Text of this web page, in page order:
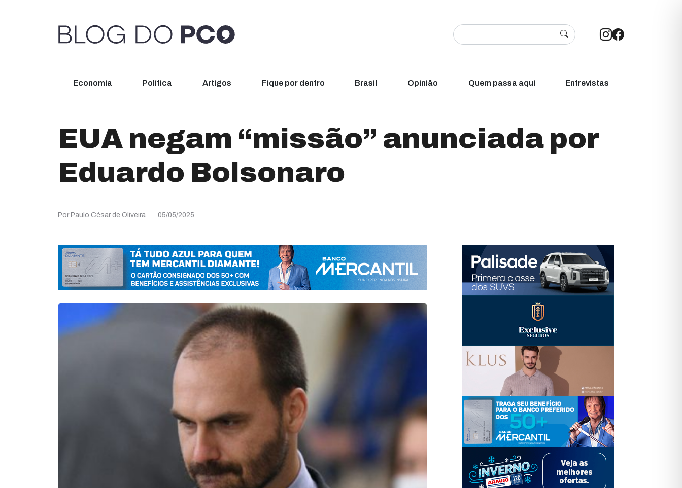
Economia Política Artigos Fique por dentro Brasil Opinião Quem passa aqui Entrevistas
EUA negam “missão” anunciada por
Eduardo Bolsonaro
Por Paulo César de Oliveira 05/05/2025